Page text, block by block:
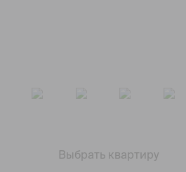
Выбрать квартиру